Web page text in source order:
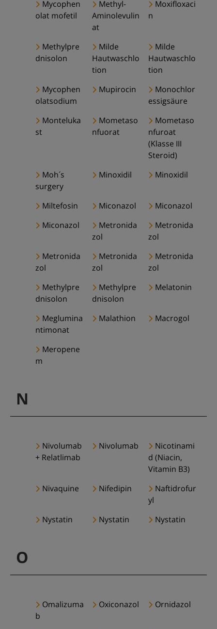
Mycophen
olat mofetil
Methyl-
Aminolevulin
at
Moxifloxaci
n
Methylpre
dnisolon
Milde
Hautwaschlo
tion
Milde
Hautwaschlo
tion
Mycophen
olatsodium
Mupirocin
Monochlor
essigsäure
Monteluka
st
Mometaso
nfuorat
Mometaso
nfuroat
(Klasse III
Steroid)
Moh´s
surgery
Minoxidil Minoxidil
Miltefosin Miconazol
Miconazol
Miconazol
Metronida
zol
Metronida
zol
Metronida
zol
Metronida
zol
Metronida
zol
Methylpre
dnisolon
Methylpre
dnisolon
Melatonin
Meglumina
ntimonat
Malathion Macrogol
Meropene
m
N
Nivolumab
+ Relatlimab
Nivolumab
Nicotinami
d (Niacin,
Vitamin B3)
Nivaquine
Nifedipin
Naftidrofur
yl
Nystatin
Nystatin Nystatin
O
Omalizuma
b
Oxiconazol Ornidazol